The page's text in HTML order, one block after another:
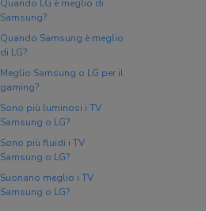
Quando LG è meglio di
Samsung?
Quando Samsung è meglio
di LG?
Meglio Samsung o LG per il
gaming?
Sono più luminosi i TV
Samsung o LG?
Sono più fluidi i TV
Samsung o LG?
Suonano meglio i TV
Samsung o LG?